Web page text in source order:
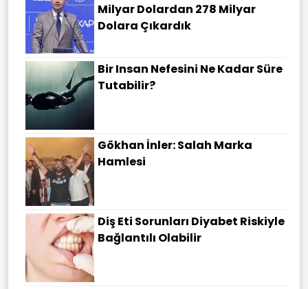
Milyar Dolardan 278 Milyar
Dolara Çıkardık
Bir Insan Nefesini Ne Kadar Süre
Tutabilir?
Gökhan İnler: Salah Marka
Hamlesi
Diş Eti Sorunları Diyabet Riskiyle
Bağlantılı Olabilir